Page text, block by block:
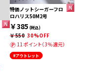
特価ノットシーガーフロ
ロハリス50M2号
￥385 (税込)
￥550 30%OFF
11ポイント（3％還元）
#アウトレット